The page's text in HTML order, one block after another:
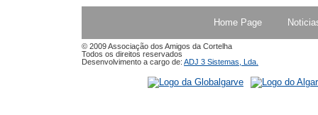
Home Page
© 2009 Associação dos Amigos da Cortelha
Todos os direitos reservados
Desenvolvimento a cargo de: ADJ 3 Sistemas, Lda.